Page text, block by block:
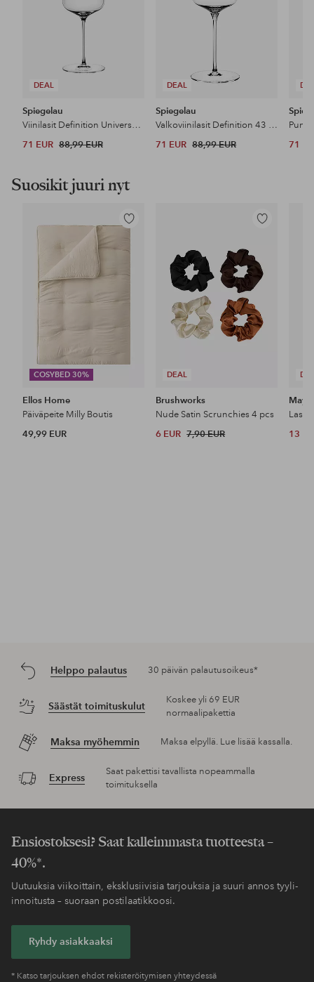
DEAL
Spiegelau
Viinilasit Definition Universal 55 cl, 2/pakk.
71 EUR 88,99 EUR
DEAL
Spiegelau
Valkoviinilasit Definition 43 cl, 2/pakk.
71 EUR 88,99 EUR 71
Suosikit juuri nyt
COSYBED 30%
Lisää
Ellos Home
Päiväpeite Milly Boutis
49,99 EUR
DEAL
Lisää
Brushworks
Nude Satin Scrunchies 4 pcs
6 EUR 7,90 EUR 13
Helppo palautus 30 päivän palautusoikeus*
Säästät toimituskulut
Koskee yli 69 EUR
normaalipakettia
Maksa myöhemmin Maksa elpyllä. Lue lisää kassalla.
Express
Saat pakettisi tavallista nopeammalla
toimituksella
Ensiostoksesi? Saat kalleimmasta tuotteesta –
40%*.
Uutuuksia viikoittain, eksklusiivisia tarjouksia ja suuri annos tyyli-
innoitusta – suoraan postilaatikkoosi.
Ryhdy asiakkaaksi
* Katso tarjouksen ehdot rekisteröitymisen yhteydessä